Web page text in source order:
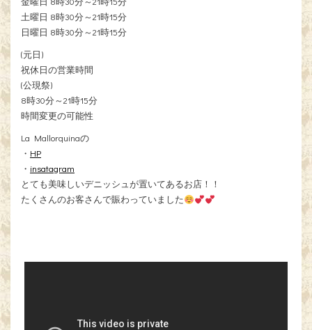
土曜日 8時30分～21時15分
日曜日 8時30分～21時15分
(元日)
祝休日の営業時間
(公現祭)
8時30分～21時15分
時間変更の可能性
La Mallorquinaの
・ HP
・ insatagram
とても美味しいデニッシュが置いてあるお店！！
たくさんのお客さんで賑わっていました